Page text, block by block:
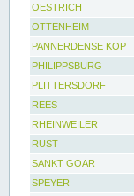
OESTRICH
OTTENHEIM
PANNERDENSE KOP
PHILIPPSBURG
PLITTERSDORF
REES
RHEINWEILER
RUST
SANKT GOAR
SPEYER